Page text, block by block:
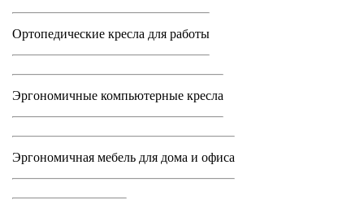
Ортопедические кресла для работы
Эргономичные компьютерные кресла
Эргономичная мебель для дома и офиса